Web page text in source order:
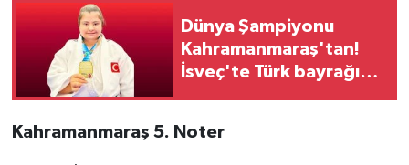
Dünya Şampiyonu
Kahramanmaraş'tan!
İsveç'te Türk bayrağını
Kahramanmaraş 5. Noter